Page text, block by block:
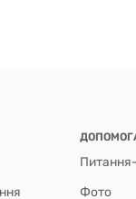
Питання-
Фото